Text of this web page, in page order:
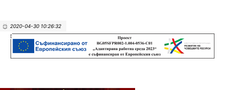
2020-04-30 10:26:32